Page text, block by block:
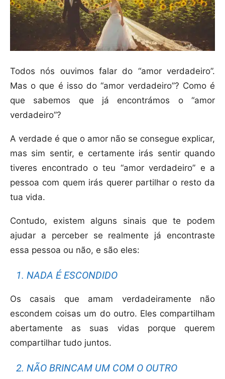
Todos nós ouvimos falar do “amor verdadeiro”.
Mas o que é isso do “amor verdadeiro”? Como é
que sabemos que já encontrámos o “amor
verdadeiro”?
A verdade é que o amor não se consegue explicar,
mas sim sentir, e certamente irás sentir quando
tiveres encontrado o teu “amor verdadeiro” e a
pessoa com quem irás querer partilhar o resto da
tua vida.
Contudo, existem alguns sinais que te podem
ajudar a perceber se realmente já encontraste
essa pessoa ou não, e são eles:
1. NADA É ESCONDIDO
Os casais que amam verdadeiramente não
escondem coisas um do outro. Eles compartilham
abertamente as suas vidas porque querem
compartilhar tudo juntos.
2. NÃO BRINCAM UM COM O OUTRO